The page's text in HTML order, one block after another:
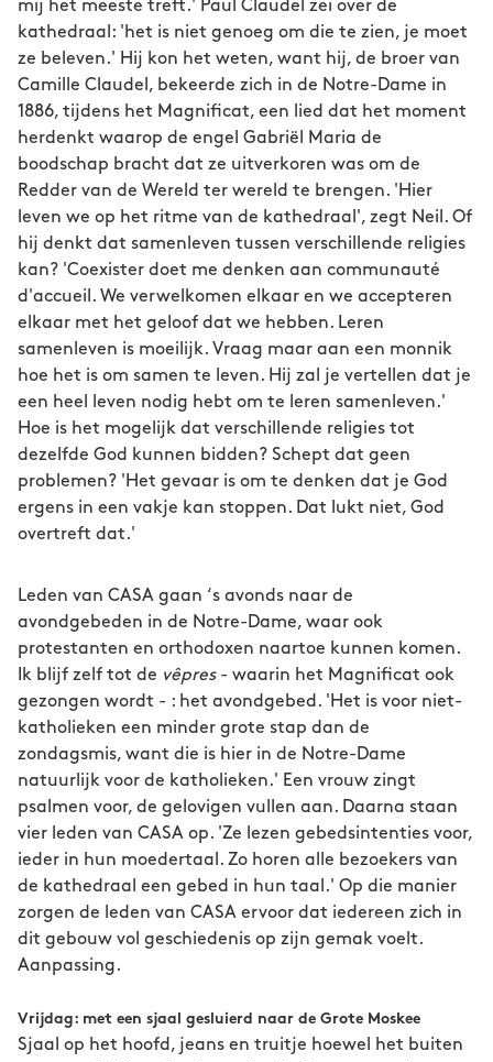
mij het meeste treft.' Paul Claudel zei over de
kathedraal: 'het is niet genoeg om die te zien, je moet
ze beleven.' Hij kon het weten, want hij, de broer van
Camille Claudel, bekeerde zich in de Notre-Dame in
1886, tijdens het Magnificat, een lied dat het moment
herdenkt waarop de engel Gabriël Maria de
boodschap bracht dat ze uitverkoren was om de
Redder van de Wereld ter wereld te brengen. 'Hier
leven we op het ritme van de kathedraal', zegt Neil. Of
hij denkt dat samenleven tussen verschillende religies
kan? 'Coexister doet me denken aan communauté
d'accueil. We verwelkomen elkaar en we accepteren
elkaar met het geloof dat we hebben. Leren
samenleven is moeilijk. Vraag maar aan een monnik
hoe het is om samen te leven. Hij zal je vertellen dat je
een heel leven nodig hebt om te leren samenleven.'
Hoe is het mogelijk dat verschillende religies tot
dezelfde God kunnen bidden? Schept dat geen
problemen? 'Het gevaar is om te denken dat je God
ergens in een vakje kan stoppen. Dat lukt niet, God
overtreft dat.'
Leden van CASA gaan ‘s avonds naar de
avondgebeden in de Notre-Dame, waar ook
protestanten en orthodoxen naartoe kunnen komen.
Ik blijf zelf tot de vêpres- waarin het Magnificat ook
gezongen wordt - : het avondgebed. 'Het is voor niet-
katholieken een minder grote stap dan de
zondagsmis, want die is hier in de Notre-Dame
natuurlijk voor de katholieken.' Een vrouw zingt
psalmen voor, de gelovigen vullen aan. Daarna staan
vier leden van CASA op. 'Ze lezen gebedsintenties voor,
ieder in hun moedertaal. Zo horen alle bezoekers van
de kathedraal een gebed in hun taal.' Op die manier
zorgen de leden van CASA ervoor dat iedereen zich in
dit gebouw vol geschiedenis op zijn gemak voelt.
Aanpassing.
Vrijdag: met een sjaal gesluierd naar de Grote Moskee
Sjaal op het hoofd, jeans en truitje hoewel het buiten